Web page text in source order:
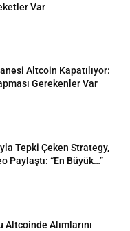
Var
Altcoin Kapatılıyor:
Gerekenler Var
Tepki Çeken Strategy,
Paylaştı: “En Büyük…”
Altcoinde Alımlarını